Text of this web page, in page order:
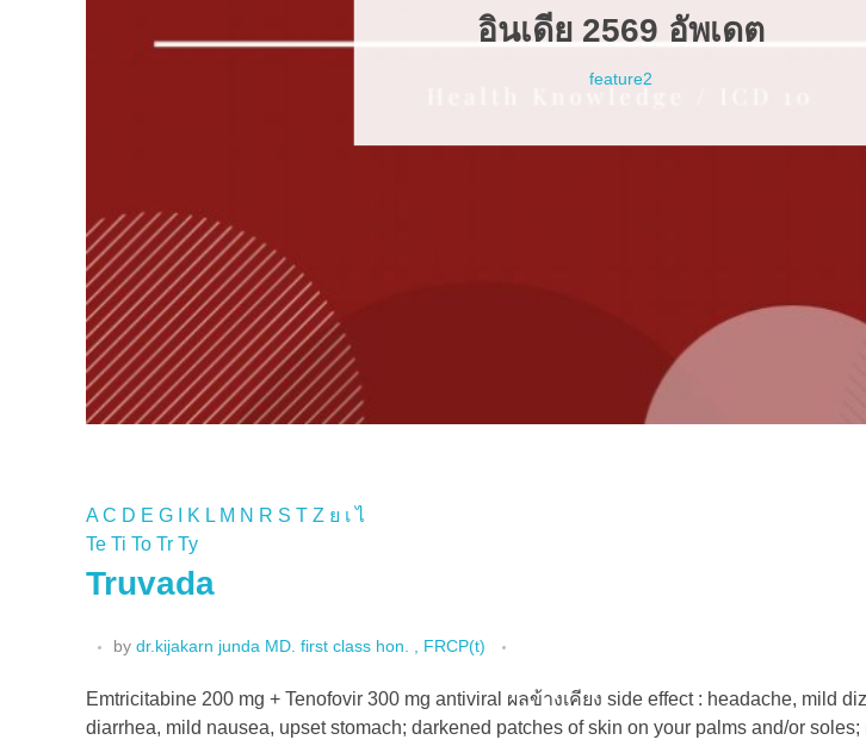
A C D E G K L M N R S T Z ย เ ไ
Te Ti To Tr Ty
Truvada
by dr.kijakarn junda MD. first class hon. , FRCP(t)
Emtricitabine 200 mg + Tenofovir 300 mg antiviral ผลข้างเคียง side effect : headache, mild
diarrhea, mild nausea, upset stomach; darkened patches of skin on your palms and/or